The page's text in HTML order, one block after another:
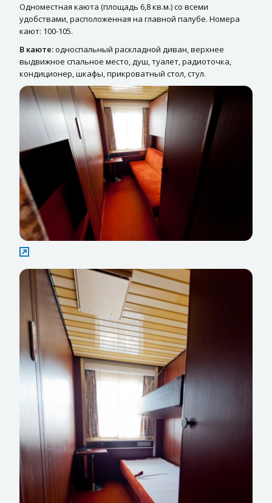
Одноместная каюта (площадь 6,8 кв.м.) со всеми
удобствами, расположенная на главной палубе. Номера
кают: 100-105.
В каюте:односпальный раскладной диван, верхнее
выдвижное спальное место, душ, туалет, радиоточка,
кондиционер, шкафы, прикроватный стол, стул.